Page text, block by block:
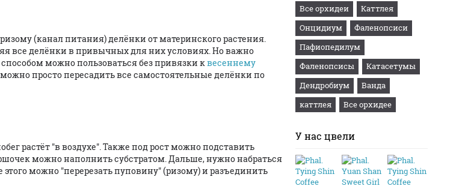
Все орхидеи
Каттлея
Онцидиум
Фаленопсиси
Пафиопедилум
Фаленопсисы
Катасетумы
Дендробиум
Ванда
каттлея
Все орхидее
У нас цвели
(канал питания) делёнки от материнского растения.
все делёнки в привычных для них условиях. Но важно
можно пользоваться без привязки квесеннему
просто пересадить все самостоятельные делёнки по
растёт "в воздухе". Также под рост можно подставить
можно наполнить субстратом. Дальше, нужно набраться
можно "перерезать пуповину" (ризому) и разъединить